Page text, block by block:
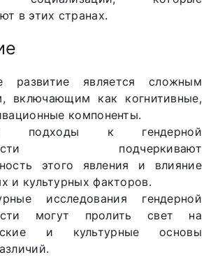
в этих странах.
развитие является сложным
включающим как когнитивные,
компоненты.
подходы к гендерной
подчеркивают
этого явления и влияние
и культурных факторов.
исследования гендерной
могут пролить свет на
и культурные основы